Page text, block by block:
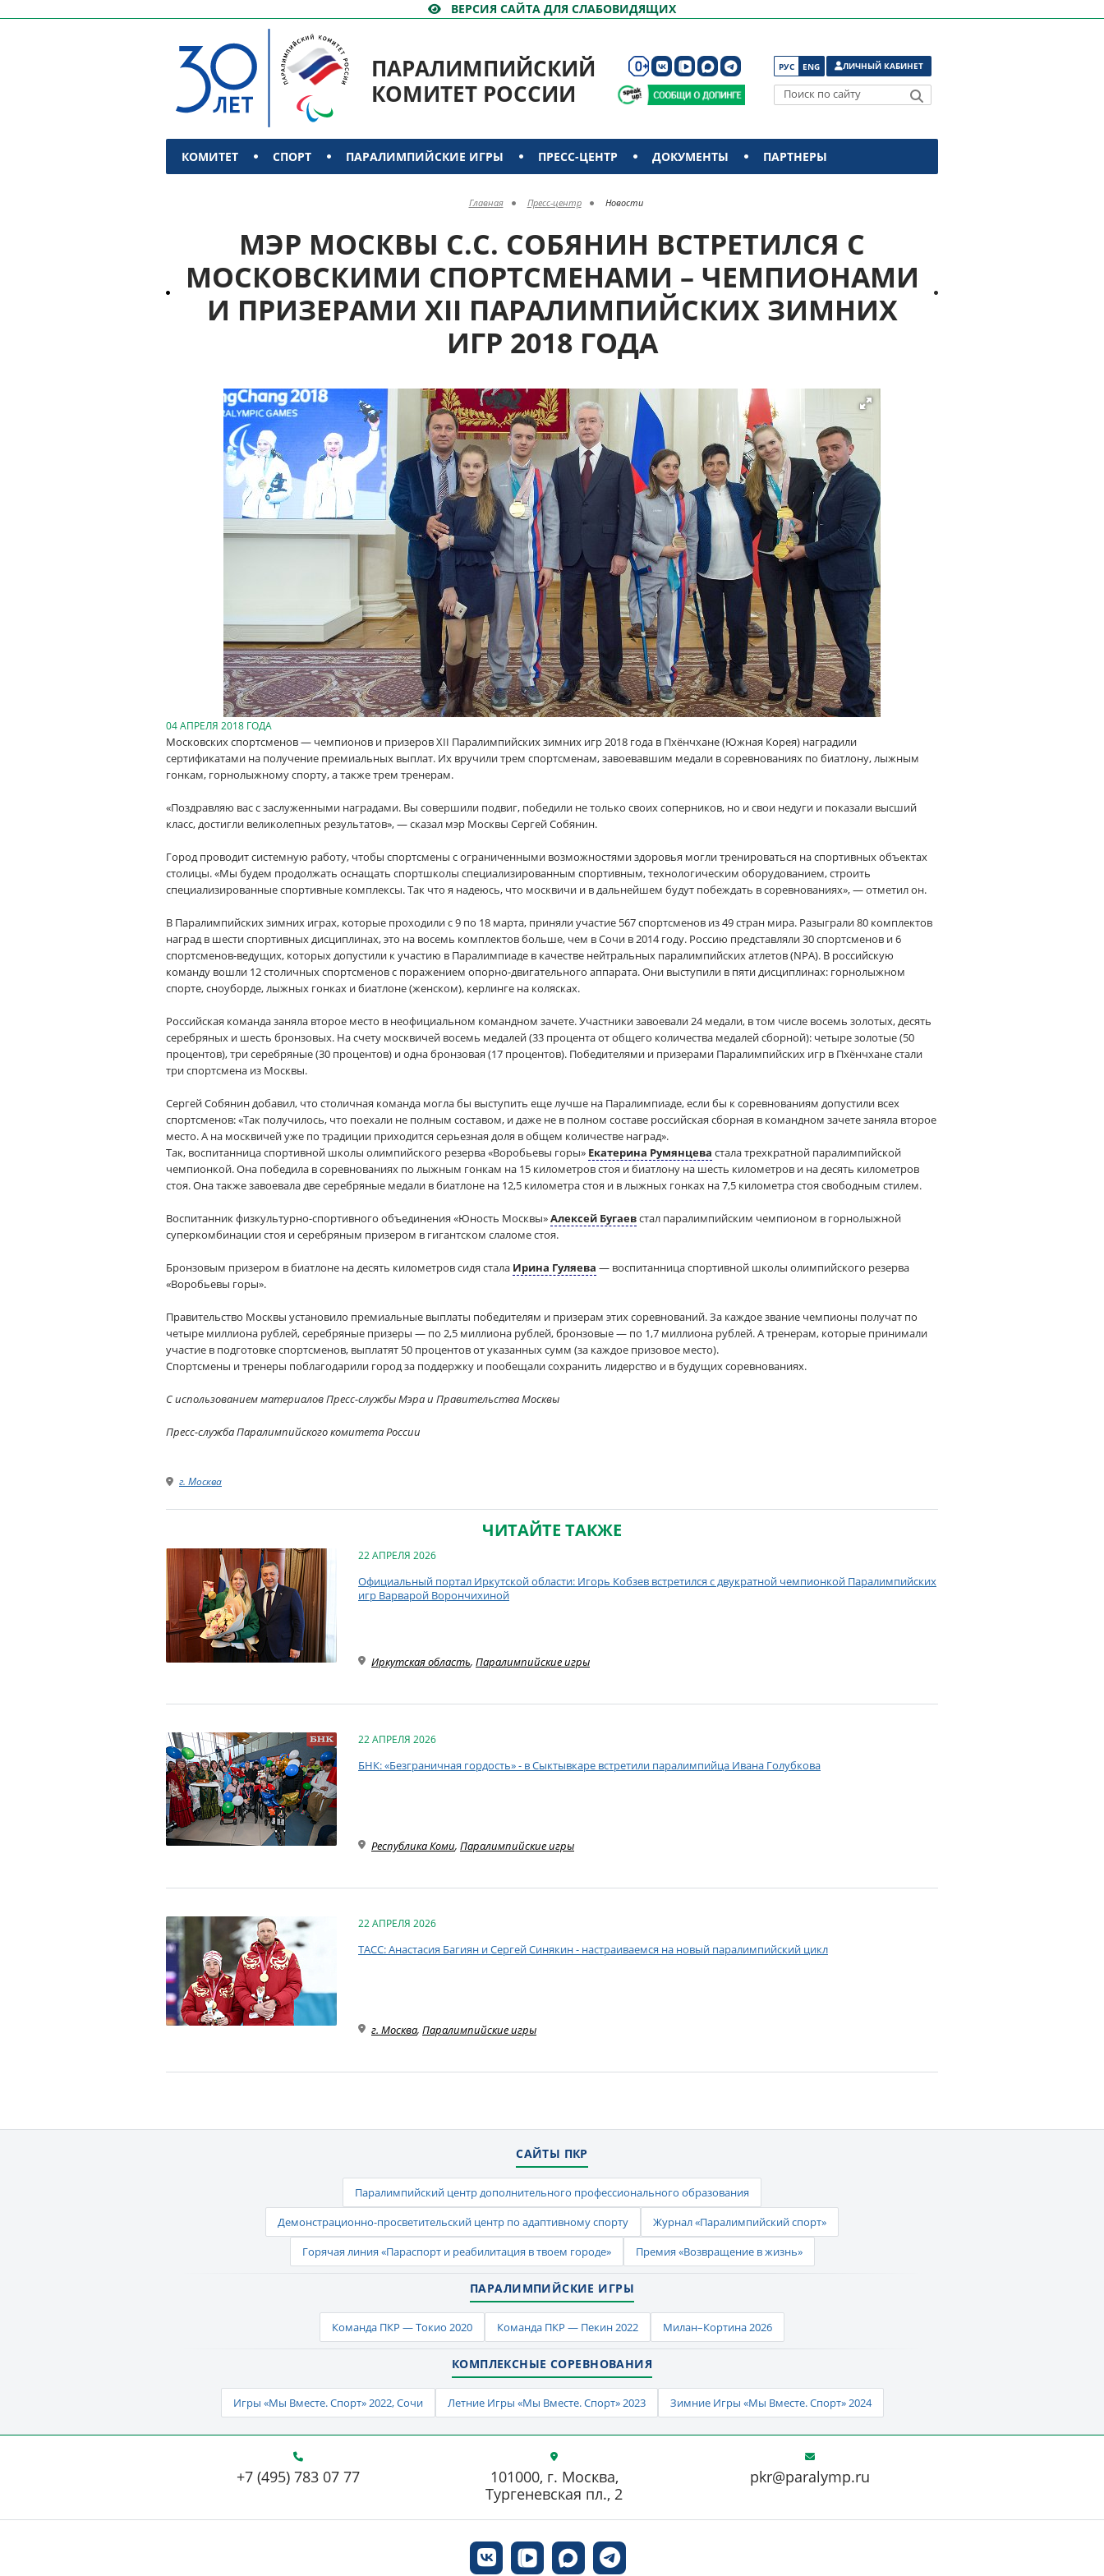
ВЕРСИЯ САЙТА ДЛЯ СЛАБОВИДЯЩИХ
ПАРАЛИМПИЙСКИЙ
КОМИТЕТ РОССИИ
РУС ENG ЛИЧНЫЙ КАБИНЕТ
Поиск по сайту
КОМИТЕТ СПОРТ ПАРАЛИМПИЙСКИЕ ИГРЫ ПРЕСС-ЦЕНТР ДОКУМЕНТЫ ПАРТНЕРЫ
Главная Пресс-центр Новости
МЭР МОСКВЫ С.С. СОБЯНИН ВСТРЕТИЛСЯ С
МОСКОВСКИМИ СПОРТСМЕНАМИ – ЧЕМПИОНАМИ
И ПРИЗЕРАМИ XII ПАРАЛИМПИЙСКИХ ЗИМНИХ
ИГР 2018 ГОДА
04 АПРЕЛЯ 2018 ГОДА
Московских спортсменов — чемпионов и призеров XII Паралимпийских зимних игр 2018 года в Пхёнчхане (Южная Корея) наградили
сертификатами на получение премиальных выплат. Их вручили трем спортсменам, завоевавшим медали в соревнованиях по биатлону, лыжным
гонкам, горнолыжному спорту, а также трем тренерам.
«Поздравляю вас с заслуженными наградами. Вы совершили подвиг, победили не только своих соперников, но и свои недуги и показали высший
класс, достигли великолепных результатов», — сказал мэр Москвы Сергей Собянин.
Город проводит системную работу, чтобы спортсмены с ограниченными возможностями здоровья могли тренироваться на спортивных объектах
столицы. «Мы будем продолжать оснащать спортшколы специализированным спортивным, технологическим оборудованием, строить
специализированные спортивные комплексы. Так что я надеюсь, что москвичи и в дальнейшем будут побеждать в соревнованиях», — отметил он.
В Паралимпийских зимних играх, которые проходили с 9 по 18 марта, приняли участие 567 спортсменов из 49 стран мира. Разыграли 80 комплектов
наград в шести спортивных дисциплинах, это на восемь комплектов больше, чем в Сочи в 2014 году. Россию представляли 30 спортсменов и 6
спортсменов-ведущих, которых допустили к участию в Паралимпиаде в качестве нейтральных паралимпийских атлетов (NPA). В российскую
команду вошли 12 столичных спортсменов с поражением опорно-двигательного аппарата. Они выступили в пяти дисциплинах: горнолыжном
спорте, сноуборде, лыжных гонках и биатлоне (женском), керлинге на колясках.
Российская команда заняла второе место в неофициальном командном зачете. Участники завоевали 24 медали, в том числе восемь золотых, десять
серебряных и шесть бронзовых. На счету москвичей восемь медалей (33 процента от общего количества медалей сборной): четыре золотые (50
процентов), три серебряные (30 процентов) и одна бронзовая (17 процентов). Победителями и призерами Паралимпийских игр в Пхёнчхане стали
три спортсмена из Москвы.
Сергей Собянин добавил, что столичная команда могла бы выступить еще лучше на Паралимпиаде, если бы к соревнованиям допустили всех
спортсменов: «Так получилось, что поехали не полным составом, и даже не в полном составе российская сборная в командном зачете заняла второе
место. А на москвичей уже по традиции приходится серьезная доля в общем количестве наград».
Так, воспитанница спортивной школы олимпийского резерва «Воробьевы горы» Екатерина Румянцева стала трехкратной паралимпийской
чемпионкой. Она победила в соревнованиях по лыжным гонкам на 15 километров стоя и биатлону на шесть километров и на десять километров
стоя. Она также завоевала две серебряные медали в биатлоне на 12,5 километра стоя и в лыжных гонках на 7,5 километра стоя свободным стилем.
Воспитанник физкультурно-спортивного объединения «Юность Москвы»Алексей Бугаевстал паралимпийским чемпионом в горнолыжной
суперкомбинации стоя и серебряным призером в гигантском слаломе стоя.
Бронзовым призером в биатлоне на десять километров сидя стала Ирина Гуляева — воспитанница спортивной школы олимпийского резерва
«Воробьевы горы».
Правительство Москвы установило премиальные выплаты победителям и призерам этих соревнований. За каждое звание чемпионы получат по
четыре миллиона рублей, серебряные призеры — по 2,5 миллиона рублей, бронзовые — по 1,7 миллиона рублей. А тренерам, которые принимали
участие в подготовке спортсменов, выплатят 50 процентов от указанных сумм (за каждое призовое место).
Спортсмены и тренеры поблагодарили город за поддержку и пообещали сохранить лидерство и в будущих соревнованиях.
С использованием материалов Пресс-службы Мэра и Правительства Москвы
Пресс-служба Паралимпийского комитета России
г. Москва
ЧИТАЙТЕ ТАКЖЕ
22 АПРЕЛЯ 2026
Официальный портал Иркутской области: Игорь Кобзев встретился с двукратной чемпионкой Паралимпийских
игр Варварой Ворончихиной
Иркутская область, Паралимпийские игры
22 АПРЕЛЯ 2026
БНК: «Безграничная гордость» - в Сыктывкаре встретили паралимпийца Ивана Голубкова
Республика Коми, Паралимпийские игры
22 АПРЕЛЯ 2026
ТАСС: Анастасия Багиян и Сергей Синякин - настраиваемся на новый паралимпийский цикл
г. Москва, Паралимпийские игры
САЙТЫ ПКР
Паралимпийский центр дополнительного профессионального образования
Демонстрационно-просветительский центр по адаптивному спорту
Журнал «Паралимпийский спорт»
Горячая линия «Параспорт и реабилитация в твоем городе»
Премия «Возвращение в жизнь»
ПАРАЛИМПИЙСКИЕ ИГРЫ
Команда ПКР — Токио 2020 Команда ПКР — Пекин 2022 Милан–Кортина 2026
КОМПЛЕКСНЫЕ СОРЕВНОВАНИЯ
Игры «Мы Вместе. Спорт» 2022, Сочи Летние Игры «Мы Вместе. Спорт» 2023 Зимние Игры «Мы Вместе. Спорт» 2024
+7 (495) 783 07 77 pkr@paralymp.ru
101000, г. Москва,
Тургеневская пл., 2